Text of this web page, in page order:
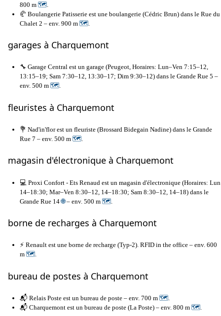
800 m 🗺
🥐 Boulangerie Patisserie est une boulangerie (Cédric Brun) dans le Rue du
Chalet 2 – env. 900 m 🗺
garages à Charquemont
🔧 Garage Central est un garage (Peugeot, Horaires: Lun–Ven 7:15–12,
13:15–19; Sam 7:30–12, 13:30–17; Dim 9:30–12) dans le Grande Rue 5 –
env. 500 m 🗺.
fleuristes à Charquemont
💐 Nad'in'flor est un fleuriste (Brossard Bidegain Nadine) dans le Grande
Rue 7 – env. 500 m 🗺.
magasin d'électronique à Charquemont
💻 Proxi Confort - Ets Renaud est un magasin d'électronique (Horaires: Lun
14–18:30; Mar–Ven 8:30–12, 14–18:30; Sam 8:30–12, 14–18) dans le
Grande Rue 14🌐– env. 500 m 🗺
borne de recharges à Charquemont
⚡ Renault est une borne de recharge (Typ-2). RFID in the office – env. 600
m 🗺.
bureau de postes à Charquemont
📬 Relais Poste est un bureau de poste – env. 700 m 🗺
📬 Charquemont est un bureau de poste (La Poste) – env. 800 m 🗺